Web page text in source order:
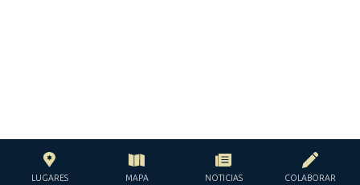
LUGARES MAPA NOTICIAS COLABORAR